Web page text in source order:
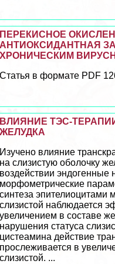
ПЕРЕКИСНОЕ
АНТИОКСИДАНТНАЯ
ХРОНИЧЕСКИМ
Статья в формате PDF
ВЛИЯНИЕ ТЭС-
ЖЕЛУДКА
Изучено влияние
на слизистую оболочку
воздействии
морфометрические
синтеза эпителиоцитами
слизистой наблюдается
увеличением в составе
нарушения статуса
цистеамина действие
прослеживается в
слизистой. ...